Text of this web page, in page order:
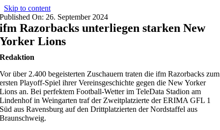
Skip to content
Published On: 26. September 2024
ifm Razorbacks unterliegen starken New
Yorker Lions
Redaktion
Vor über 2.400 begeisterten Zuschauern traten die ifm Razorbacks zum
ersten Playoff-Spiel ihrer Vereinsgeschichte gegen die New Yorker
Lions an. Bei perfektem Football-Wetter im TeleData Stadion am
Lindenhof in Weingarten traf der Zweitplatzierte der ERIMA GFL 1
Süd aus Ravensburg auf den Drittplatzierten der Nordstaffel aus
Braunschweig.